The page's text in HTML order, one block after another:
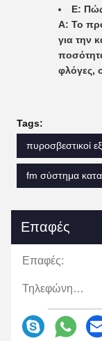
Ε: Πώς
Α: Το
για την
φλόγες,
Tags:
πυροσβεστικοί
fm σύστημα
Επαφές
Επαφές:
Τηλεφώνημα: